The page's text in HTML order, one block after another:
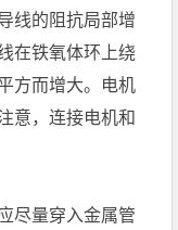
线的阻抗局部增
在铁氧体环上绕
方而增大。电机
意，连接电机和
量穿入金属管